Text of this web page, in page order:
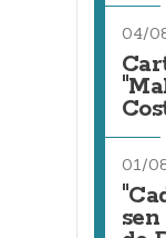
04/
01/